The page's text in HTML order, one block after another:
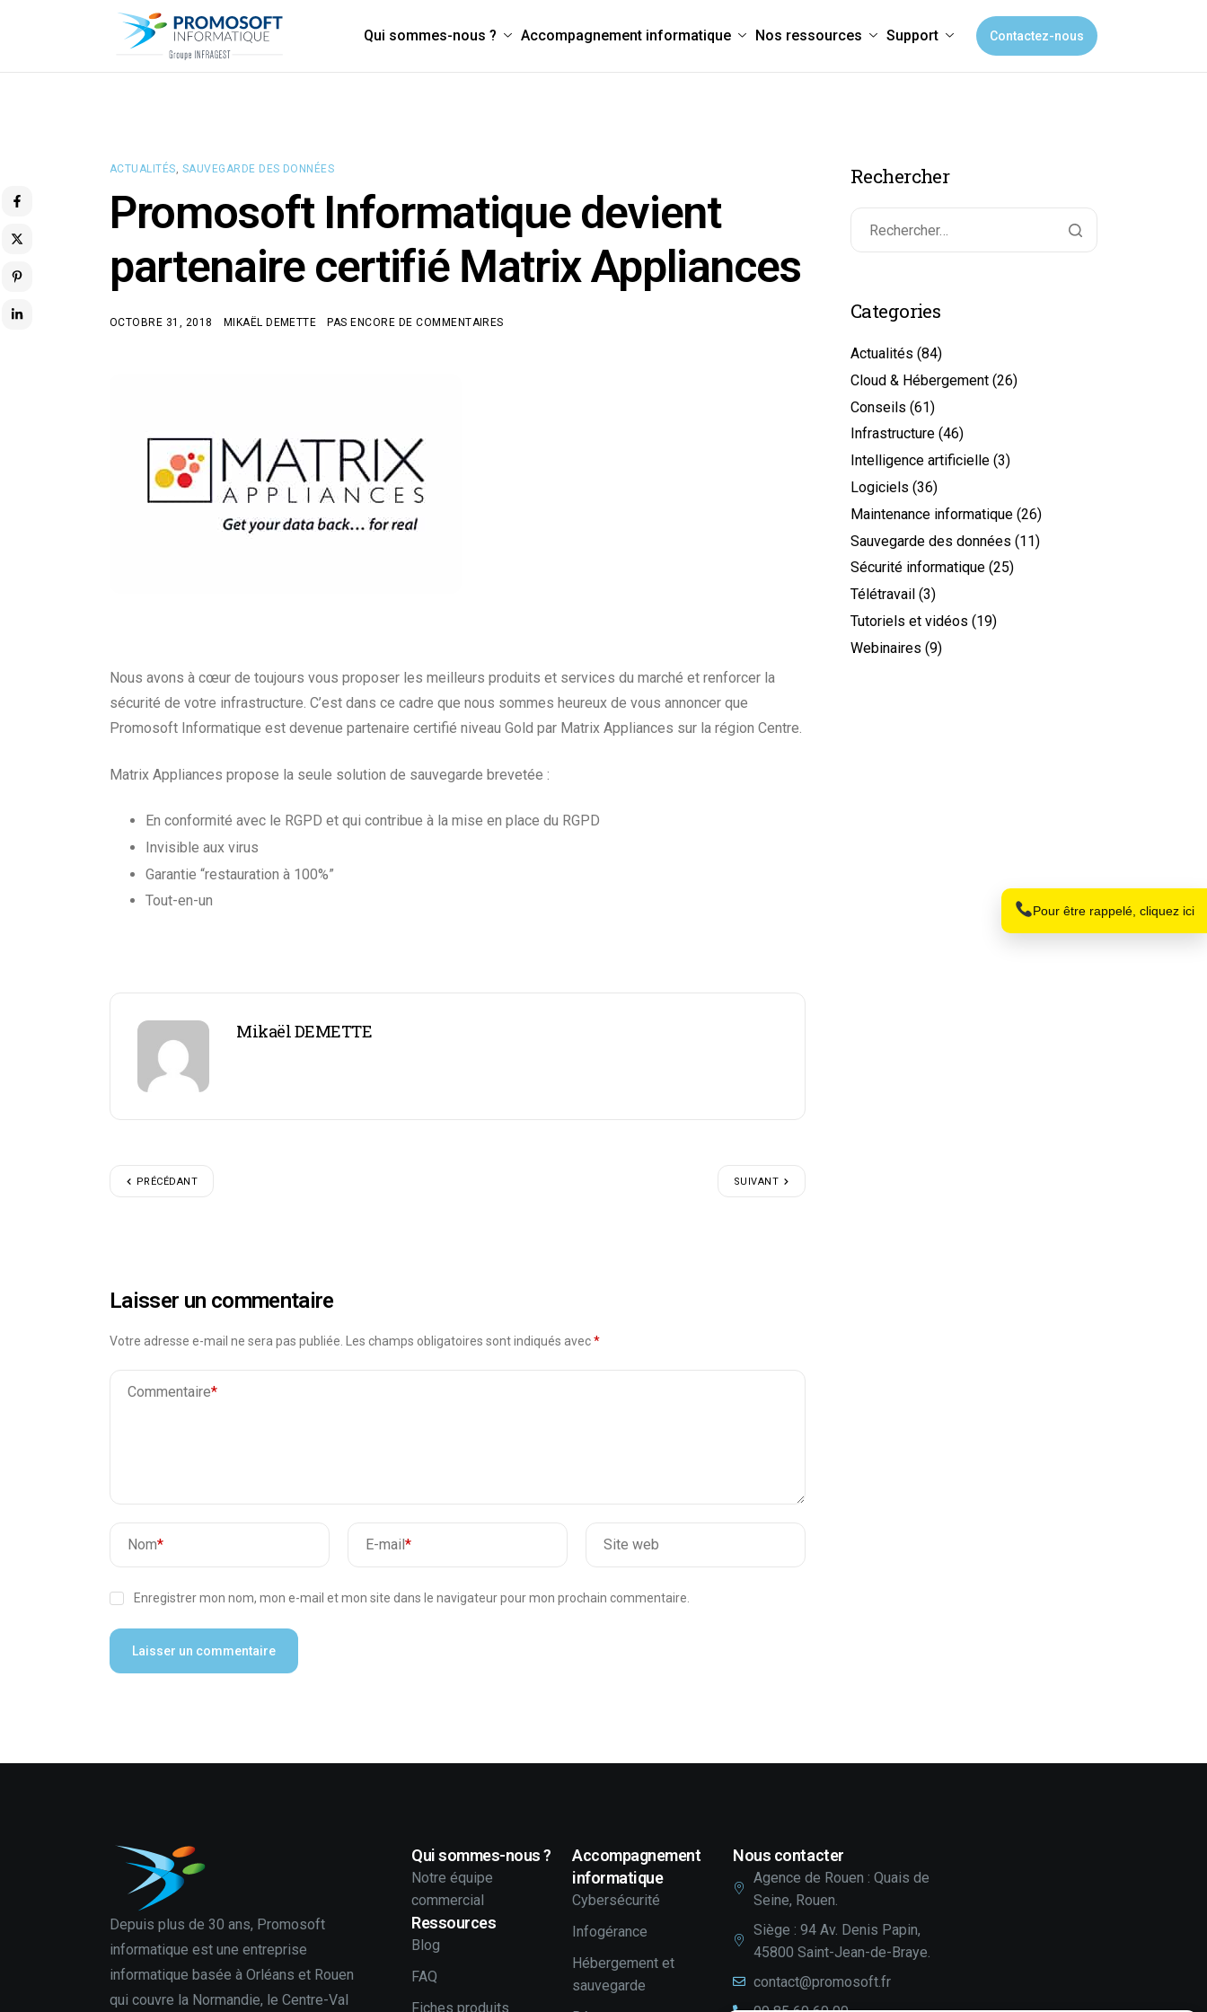
Pour être rappelé, cliquez ici
Téléphone
Qui sommes-nous ? Accompagnement informatique Nos ressources Support Contactez-nous
ACTUALITÉS, SAUVEGARDE DES DONNÉES
Promosoft Informatique devient
partenaire certifié Matrix Appliances
OCTOBRE 31, 2018 MIKAËL DEMETTE PAS ENCORE DE COMMENTAIRES
Nous avons à cœur de toujours vous proposer les meilleurs produits et services du marché et renforcer la
sécurité de votre infrastructure. C’est dans ce cadre que nous sommes heureux de vous annoncer que
Promosoft Informatique est devenue partenaire certifié niveau Gold par Matrix Appliances sur la région Centre.
Matrix Appliances propose la seule solution de sauvegarde brevetée :
En conformité avec le RGPD et qui contribue à la mise en place du RGPD
Invisible aux virus
Garantie “restauration à 100%”
Tout-en-un
Mikaël DEMETTE
PRÉCÉDANT SUIVANT
Laisser un commentaire
Votre adresse e-mail ne sera pas publiée. Les champs obligatoires sont indiqués avec*
Commentaire*
Nom* E-mail* Site web
Enregistrer mon nom, mon e-mail et mon site dans le navigateur pour mon prochain commentaire.
Rechercher
Categories
Actualités (84)
Cloud & Hébergement (26)
Conseils (61)
Infrastructure (46)
Intelligence artificielle (3)
Logiciels (36)
Maintenance informatique (26)
Sauvegarde des données (11)
Sécurité informatique (25)
Télétravail (3)
Tutoriels et vidéos (19)
Webinaires (9)
Depuis plus de 30 ans, Promosoft
informatique est une entreprise
informatique basée à Orléans et Rouen
qui couvre la Normandie, le Centre-Val
Qui sommes-nous ?
Notre équipe
commercial
Ressources
Blog
FAQ
Fiches produits
Accompagnement
informatique
Cybersécurité
Infogérance
Hébergement et
sauvegarde
Nous contacter
Agence de Rouen : Quais de
Seine, Rouen.
Siège : 94 Av. Denis Papin,
45800 Saint-Jean-de-Braye.
contact@promosoft.fr